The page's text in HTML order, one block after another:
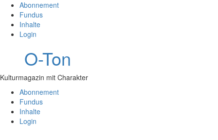
Abonnement
Fundus
Inhalte
Login
O-Ton
Kulturmagazin mit Charakter
Abonnement
Fundus
Inhalte
Login